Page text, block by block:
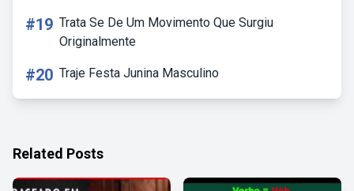
#19 Trata Se De Um Movimento Que Surgiu
Originalmente
#20 Traje Festa Junina Masculino
Related Posts